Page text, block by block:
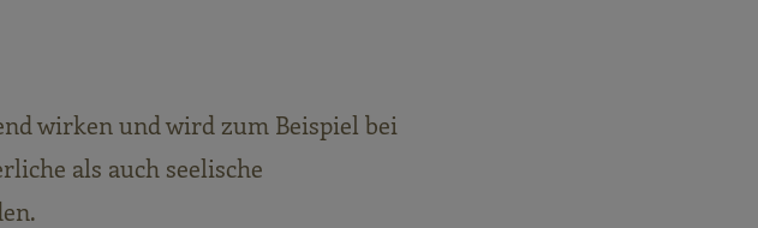
wirken und wird zum Beispiel bei
als auch seelische